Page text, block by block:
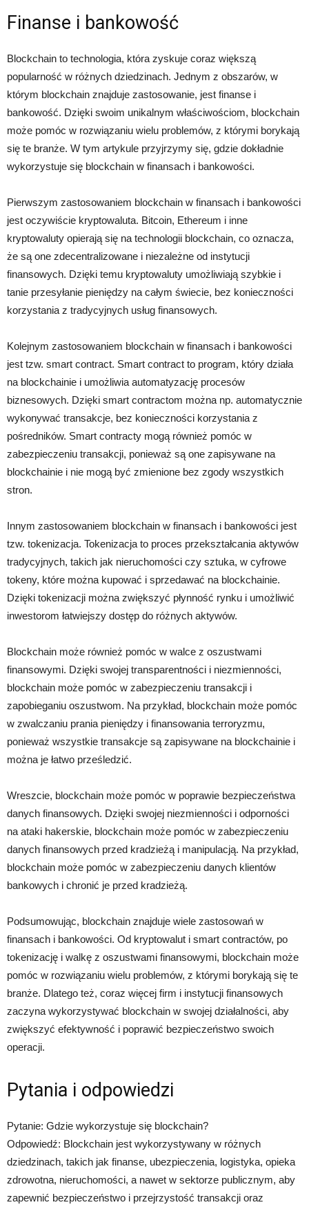
Finanse i bankowość
Blockchain to technologia, która zyskuje coraz większą
popularność w różnych dziedzinach. Jednym z obszarów, w
którym blockchain znajduje zastosowanie, jest finanse i
bankowość. Dzięki swoim unikalnym właściwościom, blockchain
może pomóc w rozwiązaniu wielu problemów, z którymi borykają
się te branże. W tym artykule przyjrzymy się, gdzie dokładnie
wykorzystuje się blockchain w finansach i bankowości.
Pierwszym zastosowaniem blockchain w finansach i bankowości
jest oczywiście kryptowaluta. Bitcoin, Ethereum i inne
kryptowaluty opierają się na technologii blockchain, co oznacza,
że ​​są one zdecentralizowane i niezależne od instytucji
finansowych. Dzięki temu kryptowaluty umożliwiają szybkie i
tanie przesyłanie pieniędzy na całym świecie, bez konieczności
korzystania z tradycyjnych usług finansowych.
Kolejnym zastosowaniem blockchain w finansach i bankowości
jest tzw. smart contract. Smart contract to program, który działa
na blockchainie i umożliwia automatyzację procesów
biznesowych. Dzięki smart contractom można np. automatycznie
wykonywać transakcje, bez konieczności korzystania z
pośredników. Smart contracty mogą również pomóc w
zabezpieczeniu transakcji, ponieważ są one zapisywane na
blockchainie i nie mogą być zmienione bez zgody wszystkich
stron.
Innym zastosowaniem blockchain w finansach i bankowości jest
tzw. tokenizacja. Tokenizacja to proces przekształcania aktywów
tradycyjnych, takich jak nieruchomości czy sztuka, w cyfrowe
tokeny, które można kupować i sprzedawać na blockchainie.
Dzięki tokenizacji można zwiększyć płynność rynku i umożliwić
inwestorom łatwiejszy dostęp do różnych aktywów.
Blockchain może również pomóc w walce z oszustwami
finansowymi. Dzięki swojej transparentności i niezmienności,
blockchain może pomóc w zabezpieczeniu transakcji i
zapobieganiu oszustwom. Na przykład, blockchain może pomóc
w zwalczaniu prania pieniędzy i finansowania terroryzmu,
ponieważ wszystkie transakcje są zapisywane na blockchainie i
można je łatwo prześledzić.
Wreszcie, blockchain może pomóc w poprawie bezpieczeństwa
danych finansowych. Dzięki swojej niezmienności i odporności
na ataki hakerskie, blockchain może pomóc w zabezpieczeniu
danych finansowych przed kradzieżą i manipulacją. Na przykład,
blockchain może pomóc w zabezpieczeniu danych klientów
bankowych i chronić je przed kradzieżą.
Podsumowując, blockchain znajduje wiele zastosowań w
finansach i bankowości. Od kryptowalut i smart contractów, po
tokenizację i walkę z oszustwami finansowymi, blockchain może
pomóc w rozwiązaniu wielu problemów, z którymi borykają się te
branże. Dlatego też, coraz więcej firm i instytucji finansowych
zaczyna wykorzystywać blockchain w swojej działalności, aby
zwiększyć efektywność i poprawić bezpieczeństwo swoich
operacji.
Pytania i odpowiedzi
Pytanie: Gdzie wykorzystuje się blockchain?
Odpowiedź: Blockchain jest wykorzystywany w różnych
dziedzinach, takich jak finanse, ubezpieczenia, logistyka, opieka
zdrowotna, nieruchomości, a nawet w sektorze publicznym, aby
zapewnić bezpieczeństwo i przejrzystość transakcji oraz